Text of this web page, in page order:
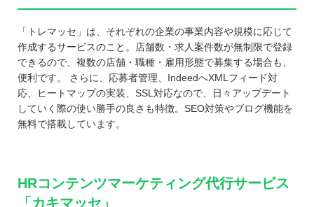
「トレマッセ」は、それぞれの企業の事業内容や規模に応じて
作成するサービスのこと。店舗数・求人案件数が無制限で登録
できるので、複数の店舗・職種・雇用形態で募集する場合も、
便利です。 さらに、応募者管理、IndeedへXMLフィード対
応、ヒートマップの実装、SSL対応なので、日々アップデート
していく際の使い勝手の良さも特徴。SEO対策やブログ機能を
無料で搭載しています。
HRコンテンツマーケティング代行サービス
「カキマッセ」